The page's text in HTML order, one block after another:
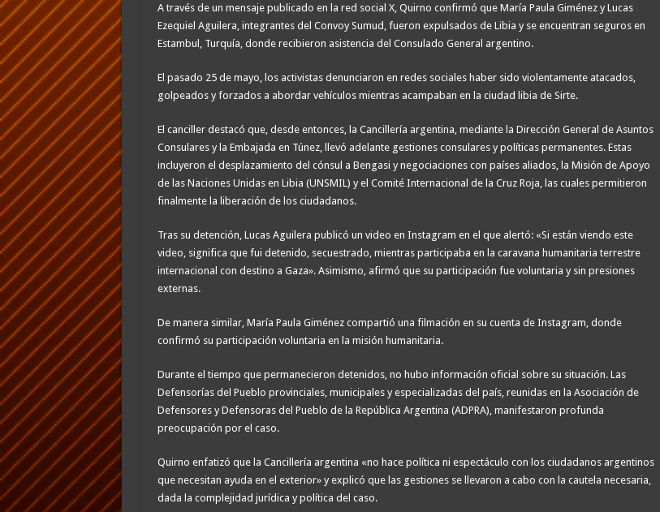
A través de un mensaje publicado en la red social X, Quirno confirmó que María Paula Giménez y Lucas
Ezequiel Aguilera, integrantes del Convoy Sumud, fueron expulsados de Libia y se encuentran seguros en
Estambul, Turquía, donde recibieron asistencia del Consulado General argentino.
El pasado 25 de mayo, los activistas denunciaron en redes sociales haber sido violentamente atacados,
golpeados y forzados a abordar vehículos mientras acampaban en la ciudad libia de Sirte.
El canciller destacó que, desde entonces, la Cancillería argentina, mediante la Dirección General de Asuntos
Consulares y la Embajada en Túnez, llevó adelante gestiones consulares y políticas permanentes. Estas
incluyeron el desplazamiento del cónsul a Bengasi y negociaciones con países aliados, la Misión de Apoyo
de las Naciones Unidas en Libia (UNSMIL) y el Comité Internacional de la Cruz Roja, las cuales permitieron
finalmente la liberación de los ciudadanos.
Tras su detención, Lucas Aguilera publicó un video en Instagram en el que alertó: «Si están viendo este
video, significa que fui detenido, secuestrado, mientras participaba en la caravana humanitaria terrestre
internacional con destino a Gaza». Asimismo, afirmó que su participación fue voluntaria y sin presiones
externas.
De manera similar, María Paula Giménez compartió una filmación en su cuenta de Instagram, donde
confirmó su participación voluntaria en la misión humanitaria.
Durante el tiempo que permanecieron detenidos, no hubo información oficial sobre su situación. Las
Defensorías del Pueblo provinciales, municipales y especializadas del país, reunidas en la Asociación de
Defensores y Defensoras del Pueblo de la República Argentina (ADPRA), manifestaron profunda
preocupación por el caso.
Quirno enfatizó que la Cancillería argentina «no hace política ni espectáculo con los ciudadanos argentinos
que necesitan ayuda en el exterior» y explicó que las gestiones se llevaron a cabo con la cautela necesaria,
dada la complejidad jurídica y política del caso.